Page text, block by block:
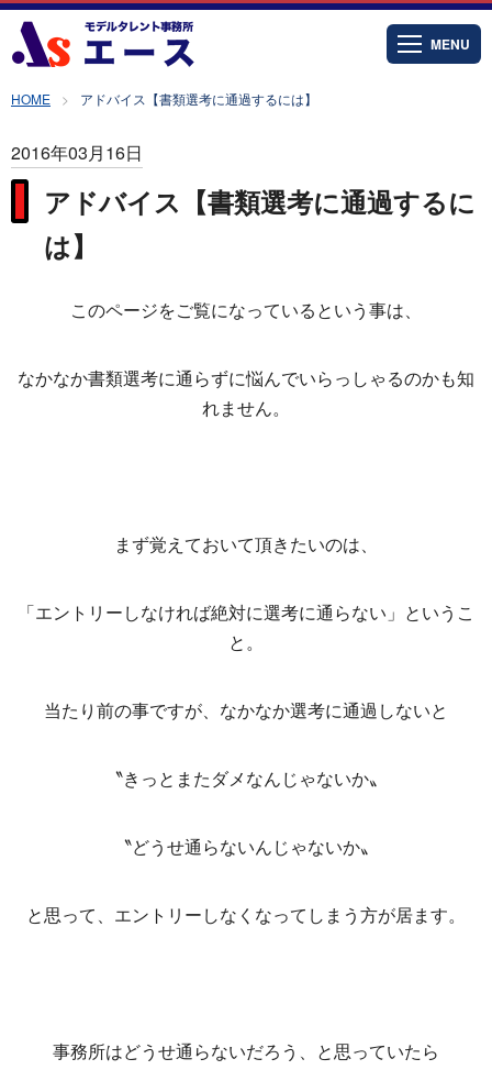
MENU
HOME アドバイス【書類選考に通過するには】
2016年03月16日
アドバイス【書類選考に通過するに
は】
このページをご覧になっているという事は、
なかなか書類選考に通らずに悩んでいらっしゃるのかも知
れません。
まず覚えておいて頂きたいのは、
「エントリーしなければ絶対に選考に通らない」というこ
と。
当たり前の事ですが、なかなか選考に通過しないと
〝きっとまたダメなんじゃないか〟
〝どうせ通らないんじゃないか〟
と思って、エントリーしなくなってしまう方が居ます。
事務所はどうせ通らないだろう、と思っていたら